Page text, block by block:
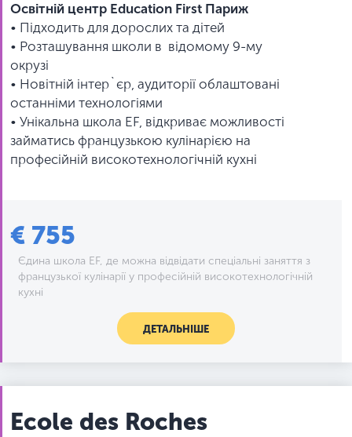
Освітній центр Education First Париж
• Підходить для дорослих та дітей
• Розташування школи в відомому 9-му
окрузі
• Новітній інтер`єр, аудиторії облаштовані
останніми технологіями
• Унікальна школа EF, відкриває можливості
займатись французькою кулінарією на
професійній високотехнологічній кухні
€ 755
Єдина школа EF, де можна відвідати спеціальні заняття з
французької кулінарії у професійній високотехнологічній
кухні
ДЕТАЛЬНІШЕ
Ecole des Roches